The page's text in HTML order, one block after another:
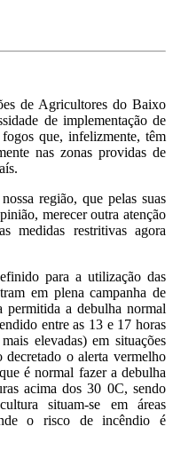
de Agricultores do Baixo
de implementação de
que, infelizmente, têm
nas zonas providas de
região, que pelas suas
merecer outra atenção
medidas restritivas agora
para a utilização das
em plena campanha de
permitida a debulha normal
entre as 13 e 17 horas
elevadas) em situações
decretado o alerta vermelho
é normal fazer a debulha
acima dos 30 0C, sendo
situam-se em áreas
o risco de incêndio é